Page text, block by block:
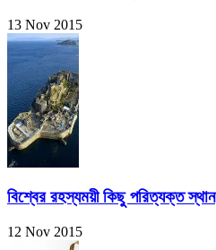
13 Nov 2015
বিশ্বের রহস্যময়ী কিছু পরিত্যক্ত স্থান
12 Nov 2015